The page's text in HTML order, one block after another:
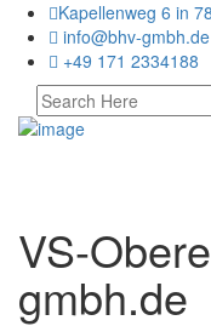
Kapellenweg 6 in
info@bhv-gmbh.de
+49 171 2334188
VS-
gmbh.de